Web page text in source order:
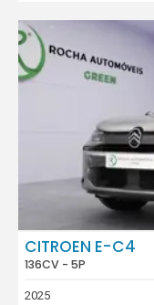
CITROEN E-C4
136CV - 5P
2025